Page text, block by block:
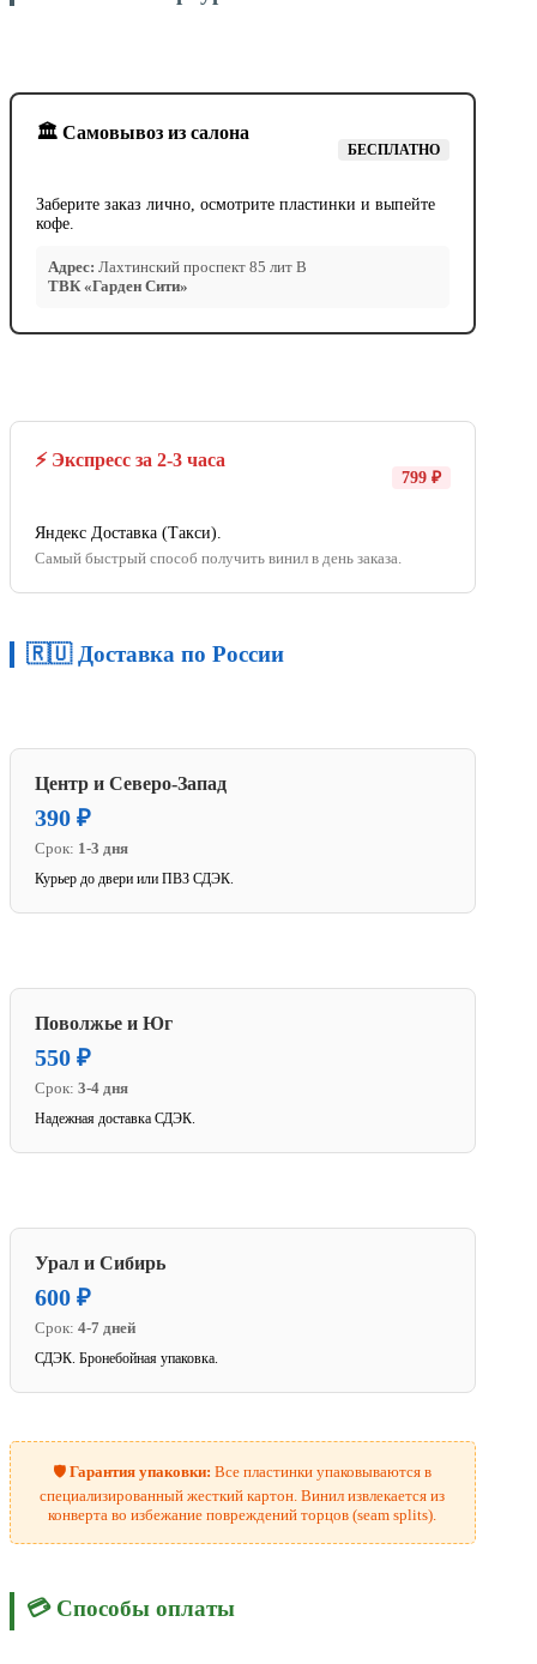
🏛️ Самовывоз из салона
БЕСПЛАТНО
Заберите заказ лично, осмотрите пластинки и выпейте
кофе.
Адрес: Лахтинский проспект 85 лит В
ТВК «Гарден Сити»
⚡ Экспресс за 2-3 часа
799 ₽
Яндекс Доставка (Такси).
Самый быстрый способ получить винил в день заказа.
🇷🇺 Доставка по России
Центр и Северо-Запад
390 ₽
Срок: 1-3 дня
Курьер до двери или ПВЗ СДЭК.
Поволжье и Юг
550 ₽
Срок: 3-4 дня
Надежная доставка СДЭК.
Урал и Сибирь
600 ₽
Срок: 4-7 дней
СДЭК. Бронебойная упаковка.
🛡️Гарантия упаковки: Все пластинки упаковываются в
специализированный жесткий картон. Винил извлекается из
конверта во избежание повреждений торцов (seam splits).
💳 Способы оплаты